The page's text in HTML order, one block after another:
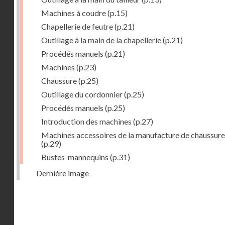
Machines à coudre(p.15)
Chapellerie de feutre(p.21)
Outillage à la main de la chapellerie(p.21)
Procédés manuels (p.21)
Machines (p.23)
Chaussure(p.25)
Outillage du cordonnier(p.25)
Procédés manuels (p.25)
Introduction des machines (p.27)
Machines accessoires de la manufacture de
(p.29)
Bustes-mannequins (p.31)
Dernière image